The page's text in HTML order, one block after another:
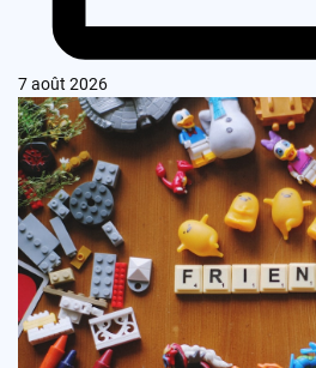
7 août 2026